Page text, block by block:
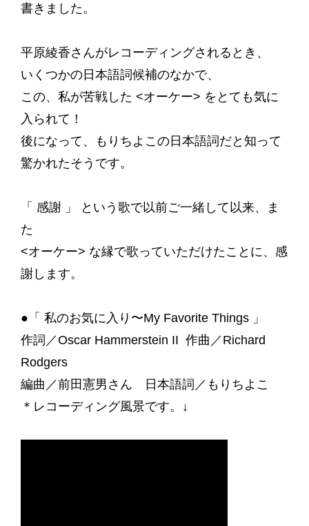
書きました。
平原綾香さんがレコーディングされるとき、
いくつかの日本語詞候補のなかで、
この、私が苦戦した <オーケー> をとても気に
入られて！
後になって、もりちよこの日本語詞だと知って
驚かれたそうです。
「 感謝 」 という歌で以前ご一緒して以来、ま
た
<オーケー> な縁で歌っていただけたことに、感
謝します。
●「 私のお気に入り〜My Favorite Things 」
作詞／Oscar Hammerstein II 作曲／Richard
Rodgers
編曲／前田憲男さん 日本語詞／もりちよこ
＊レコーディング風景です。↓